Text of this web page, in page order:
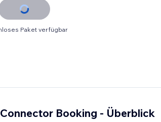
Paket verfügbar
Booking - Überblick